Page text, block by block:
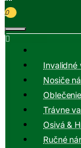
0
Invalidné
Nosiče
Oblečenie
Trávne
Osivá &
Ručné